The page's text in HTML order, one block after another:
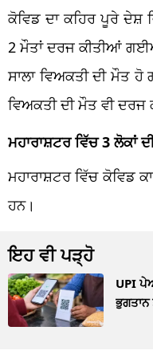
ਕੋਵਿਡ ਦਾ ਕਹਿਰ ਪੂਰੇ ਦੇਸ਼
2 ਮੌਤਾਂ ਦਰਜ ਕੀਤੀਆਂ
ਸਾਲਾ ਵਿਅਕਤੀ ਦੀ ਮੌਤ
ਵਿਅਕਤੀ ਦੀ ਮੌਤ ਵੀ ਦਰਜ
ਮਹਾਰਾਸ਼ਟਰ ਵਿੱਚ 3 ਲੋਕਾਂ
ਮਹਾਰਾਸ਼ਟਰ ਵਿੱਚ ਕੋਵਿਡ
ਹਨ।
ਇਹ ਵੀ ਪੜ੍ਹੋ
UPI
ਭੁਗਤਾਨ